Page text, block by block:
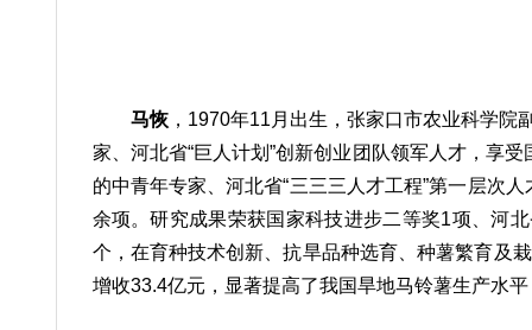
马恢，1970年11月出生，张家口市农业科学院
家、河北省“巨人计划”创新创业团队领军人才，享
的中青年专家、河北省“三三三人才工程”第一层次
余项。研究成果荣获国家科技进步二等奖1项、河
个，在育种技术创新、抗旱品种选育、种薯繁育及
增收33.4亿元，显著提高了我国旱地马铃薯生产水